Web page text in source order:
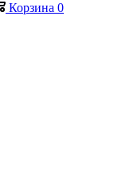
Корзина 0